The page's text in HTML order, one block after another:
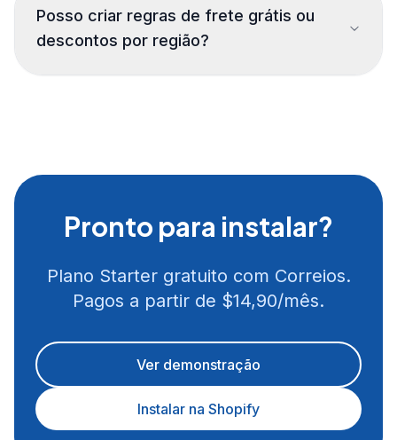
Posso criar regras de frete grátis ou
descontos por região?
Pronto para instalar?
Plano Starter gratuito com Correios.
Pagos a partir de $14,90/mês.
Ver demonstração
Instalar na Shopify